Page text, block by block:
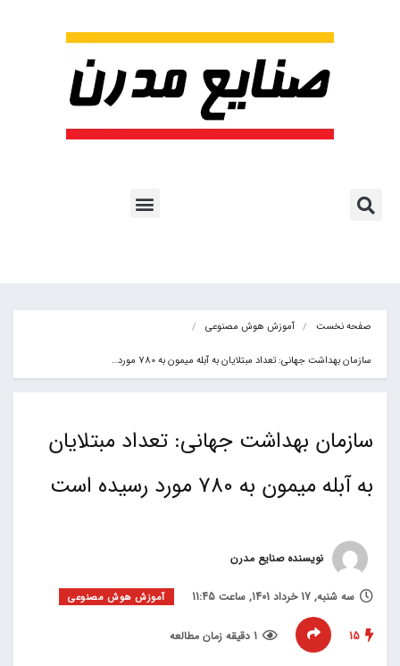
صفحه نخست آموزش هوش مصنوعی
سازمان بهداشت جهانی: تعداد مبتلایان به آبله میمون به 780 مورد…
سازمان بهداشت جهانی: تعداد مبتلایان
به آبله میمون به 780 مورد رسیده است
نویسنده صنایع مدرن
سه شنبه, 17 خرداد 1401, ساعت 11:45 آموزش هوش مصنوعی
15 1 دقیقه زمان مطالعه